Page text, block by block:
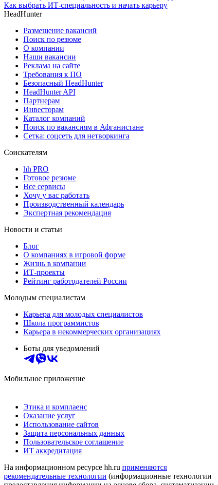
Как выбрать ИТ-специальность и начать карьеру
HeadHunter
Размещение вакансий
Поиск по резюме
О компании
Наши вакансии
Реклама на сайте
Требования к ПО
Безопасный HeadHunter
HeadHunter API
Партнерам
Инвесторам
Каталог компаний
Поиск по вакансиям в Афганистане
Сетка: соцсеть для нетворкинга
Соискателям
hh PRO
Готовое резюме
Все сервисы
Хочу у вас работать
Производственный календарь
Экспертная рекомендация
Новости и статьи
Блог
О компаниях в игровой форме
Жизнь в компании
ИТ-проекты
Рейтинг работодателей России
Молодым специалистам
Карьера для молодых специалистов
Школа программистов
Карьера в некоммерческих организациях
Боты для уведомлений
Мобильное приложение
Этика и комплаенс
Оказание услуг
Использование сайтов
Защита персональных данных
Пользовательское соглашение
ИТ аккредитация
На информационном ресурсе hh.ru применяются
рекомендательные технологии (информационные технологии